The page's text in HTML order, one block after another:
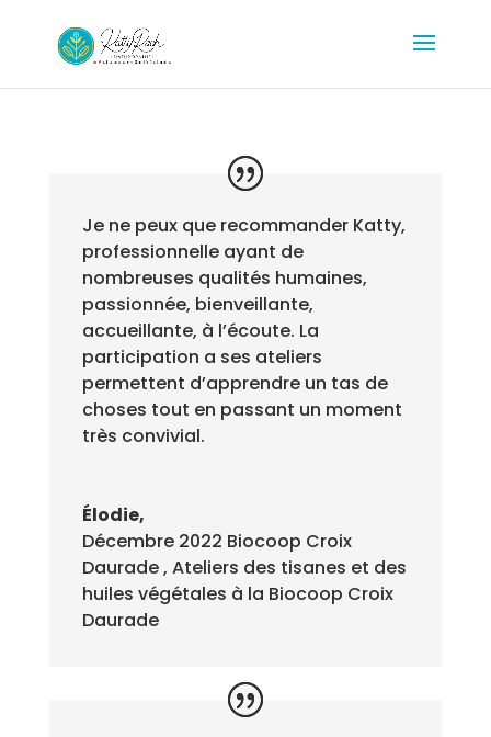
Je ne peux que recommander Katty,
professionnelle ayant de
nombreuses qualités humaines,
passionnée, bienveillante,
accueillante, à l’écoute. La
participation a ses ateliers
permettent d’apprendre un tas de
choses tout en passant un moment
très convivial.
Élodie,
Décembre 2022 Biocoop Croix
Daurade, Ateliers des tisanes et des
huiles végétales à la Biocoop Croix
Daurade